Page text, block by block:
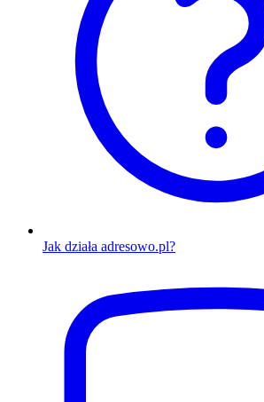
Jak działa adresowo.pl?